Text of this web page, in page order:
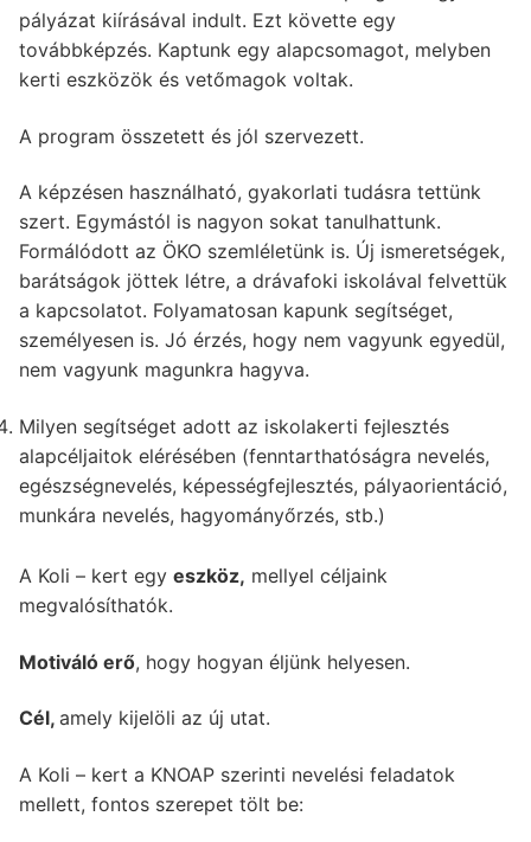
pályázat kiírásával indult. Ezt követte egy
továbbképzés. Kaptunk egy alapcsomagot, melyben
kerti eszközök és vetőmagok voltak.
A program összetett és jól szervezett.
A képzésen használható, gyakorlati tudásra tettünk
szert. Egymástól is nagyon sokat tanulhattunk.
Formálódott az ÖKO szemléletünk is. Új ismeretségek,
barátságok jöttek létre, a drávafoki iskolával felvettük
a kapcsolatot. Folyamatosan kapunk segítséget,
személyesen is. Jó érzés, hogy nem vagyunk egyedül,
nem vagyunk magunkra hagyva.
Milyen segítséget adott az iskolakerti fejlesztés
alapcéljaitok elérésében (fenntarthatóságra nevelés,
egészségnevelés, képességfejlesztés, pályaorientáció,
munkára nevelés, hagyományőrzés, stb.)
A Koli – kert egy eszköz, mellyel céljaink
megvalósíthatók.
Motiváló erő, hogy hogyan éljünk helyesen.
Cél, amely kijelöli az új utat.
A Koli – kert a KNOAP szerinti nevelési feladatok
mellett, fontos szerepet tölt be: